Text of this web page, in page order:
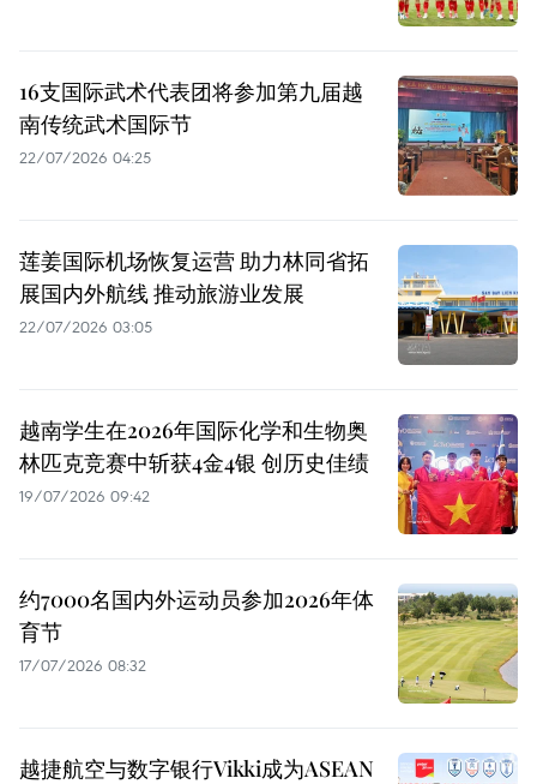
16支国际武术代表团将参加第九届越
南传统武术国际节
22/07/2026 04:25
莲姜国际机场恢复运营 助力林同省拓
展国内外航线 推动旅游业发展
22/07/2026 03:05
越南学生在2026年国际化学和生物奥
林匹克竞赛中斩获4金4银 创历史佳绩
19/07/2026 09:42
约7000名国内外运动员参加2026年体
育节
17/07/2026 08:32
越捷航空与数字银行Vikki成为ASEAN